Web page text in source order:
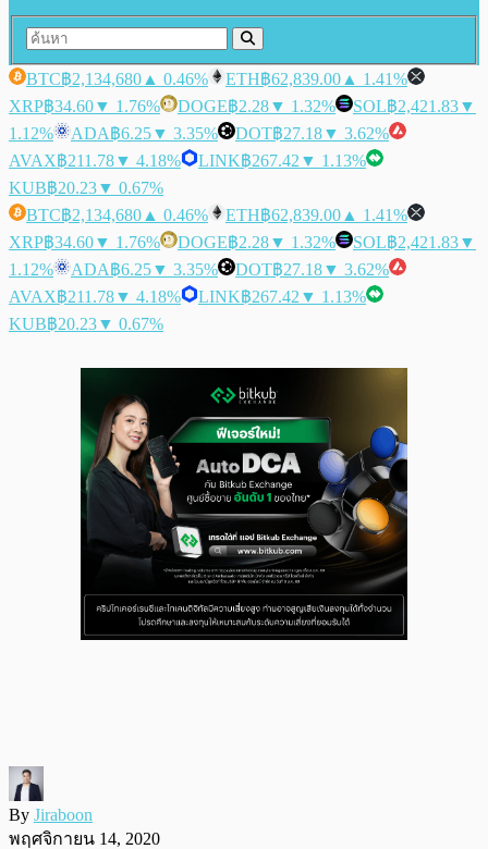
BTC฿2,134,680 ▲ 0.46% ETH฿62,839.00 ▲ 1.41%
XRP฿34.60▼ 1.76% DOGE฿2.28▼ 1.32% SOL฿2,421.83▼
1.12%
ADA฿6.25▼ 3.35% DOT฿27.18▼ 3.62%
AVAX฿211.78▼ 4.18% LINK฿267.42 ▼ 1.13%
KUB฿20.23▼ 0.67%
BTC฿2,134,680 ▲ 0.46% ETH฿62,839.00 ▲ 1.41%
XRP฿34.60▼ 1.76% DOGE฿2.28▼ 1.32% SOL฿2,421.83▼
1.12%
ADA฿6.25▼ 3.35% DOT฿27.18▼ 3.62%
AVAX฿211.78▼ 4.18% LINK฿267.42 ▼ 1.13%
KUB฿20.23▼ 0.67%
By Jiraboon
พฤศจิกายน 14, 2020